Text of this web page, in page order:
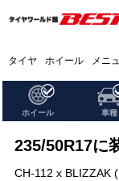
タイヤ ホイール メニ
ホイール 車種
235/50R17に
CH-112 x BLIZZAK